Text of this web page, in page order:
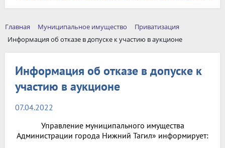
Главная Муниципальное имущество
Приватизация
Информация об отказе в допуске к участию в аукционе
Информация об отказе в допуске к
участию в аукционе
07.04.2022
Управление муниципального имущества
Администрации города Нижний Тагил» информирует: